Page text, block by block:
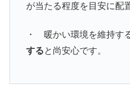
が当たる程度を目安に配
・ 暖かい環境を維持す
すると尚安心です。